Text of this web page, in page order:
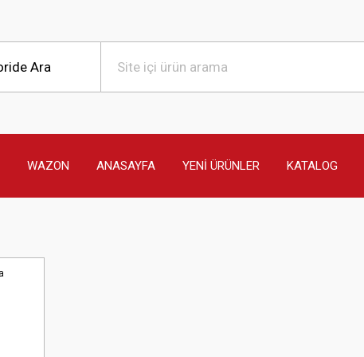
WAZON ANASAYFA YENİ ÜRÜNLER KATALOG